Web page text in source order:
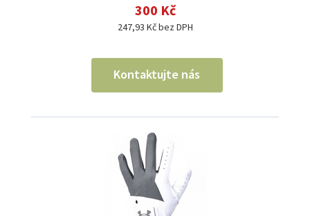
300 Kč
247,93 Kč bez DPH
Kontaktujte nás